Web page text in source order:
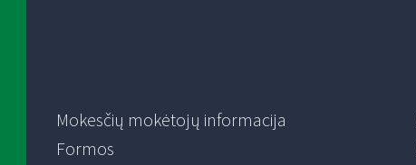
Mokesčių mokėtojų informacija
Formos